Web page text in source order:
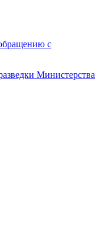
с
Министерства